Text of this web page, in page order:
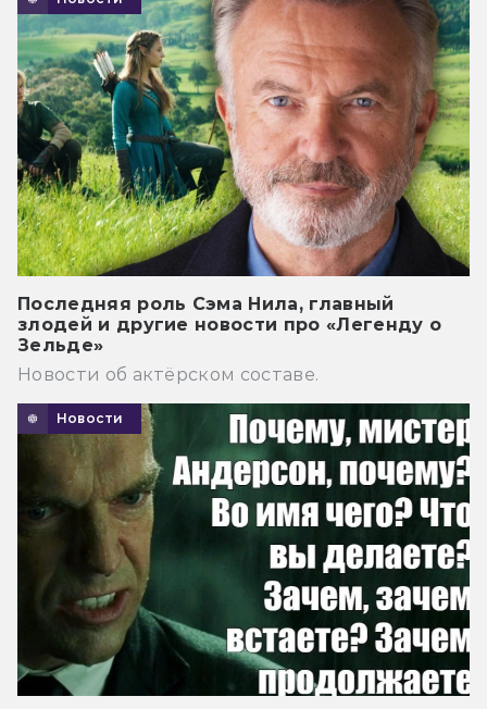
Последняя роль Сэма Нила, главный
злодей и другие новости про «Легенду о
Зельде»
Новости об актёрском составе.
Новости